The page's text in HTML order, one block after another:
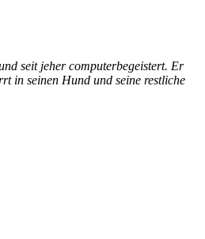
seit jeher computerbegeistert. Er
in seinen Hund und seine restliche